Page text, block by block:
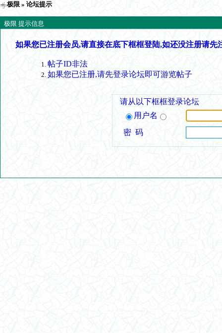
极限 » 论坛提示
极限 提示信息
如果您已注册会员,请直接在底下框框登陆,如还没注册请先
帖子ID非法
如果您已注册,请先登录论坛即可游览帖子
请从以下框框登录论坛
用户名
密 码